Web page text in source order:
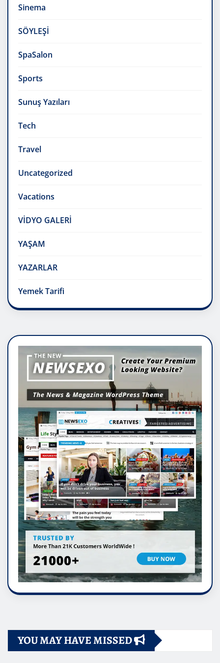
Sinema
SÖYLEŞİ
SpaSalon
Sports
Sunuş Yazıları
Tech
Travel
Uncategorized
Vacations
VİDYO GALERİ
YAŞAM
YAZARLAR
Yemek Tarifi
YOU MAY HAVE MISSED